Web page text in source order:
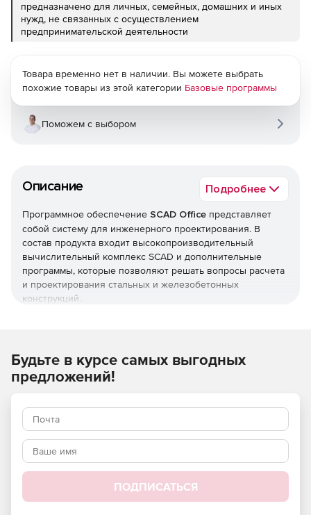
предназначено для личных, семейных, домашних и иных
нужд, не связанных с осуществлением
предпринимательской деятельности
Описание Подробнее
Программное обеспечение SCAD Office представляет
собой систему для инженерного проектирования. В
состав продукта входит высокопроизводительный
вычислительный комплекс SCAD и дополнительные
программы, которые позволяют решать вопросы расчета
и проектирования стальных и железобетонных
конструкций.
прочности конструкций методом конечных элементов.
конструкций.
«Арбат»– модуль подбора арматуры и экспертизы
элементов железобетонных конструкций.
– средство расчета каменных и
армокаменных конструкций.
Товара временно нет в наличии. Вы можете выбрать
похожие товары из этой категории Базовые программы
Поможем с выбором
Будьте в курсе самых выгодных
предложений!
ПОДПИСАТЬСЯ